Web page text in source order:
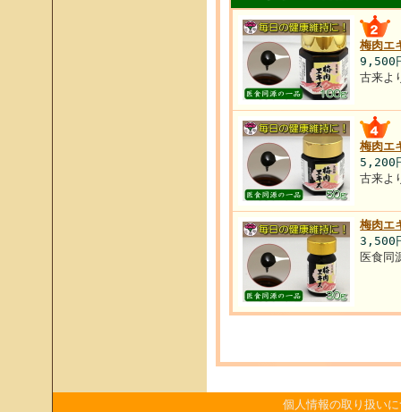
梅肉エ
9,500
古来よ
梅肉エ
5,200
古来よ
梅肉エ
3,500
医食同
個人情報の取り扱い